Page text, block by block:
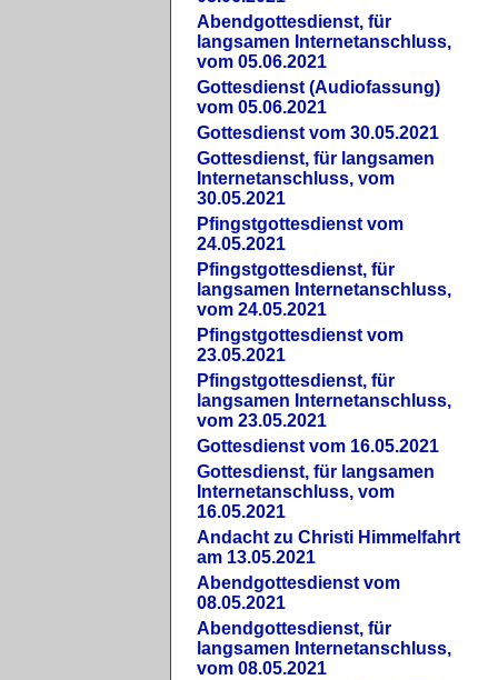
Abendgottesdienst, für
langsamen Internetanschluss,
vom 05.06.2021
Gottesdienst (Audiofassung)
vom 05.06.2021
Gottesdienst vom 30.05.2021
Gottesdienst, für langsamen
Internetanschluss, vom
30.05.2021
Pfingstgottesdienst vom
24.05.2021
Pfingstgottesdienst, für
langsamen Internetanschluss,
vom 24.05.2021
Pfingstgottesdienst vom
23.05.2021
Pfingstgottesdienst, für
langsamen Internetanschluss,
vom 23.05.2021
Gottesdienst vom 16.05.2021
Gottesdienst, für langsamen
Internetanschluss, vom
16.05.2021
Andacht zu Christi Himmelfahrt
am 13.05.2021
Abendgottesdienst vom
08.05.2021
Abendgottesdienst, für
langsamen Internetanschluss,
vom 08.05.2021